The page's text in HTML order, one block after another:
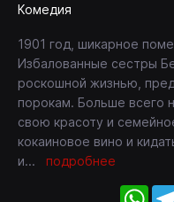
Комедия
1901 год, шикарное
Избалованные сестры
роскошной жизнью,
порокам. Больше всего
свою красоту и
кокаиновое вино и
и... подробнее